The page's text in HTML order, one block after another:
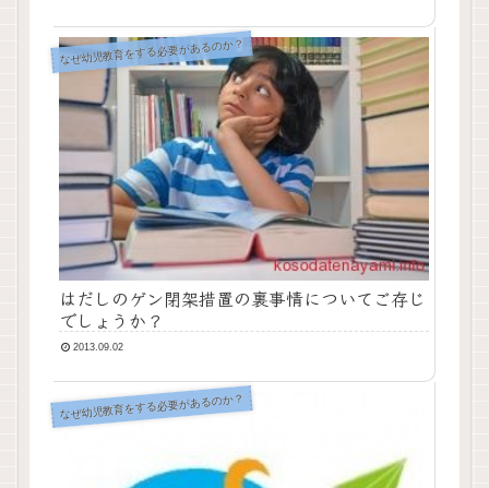
なぜ幼児教育をする必要があるのか？
はだしのゲン閉架措置の裏事情についてご存じ
でしょうか？
2013.09.02
なぜ幼児教育をする必要があるのか？